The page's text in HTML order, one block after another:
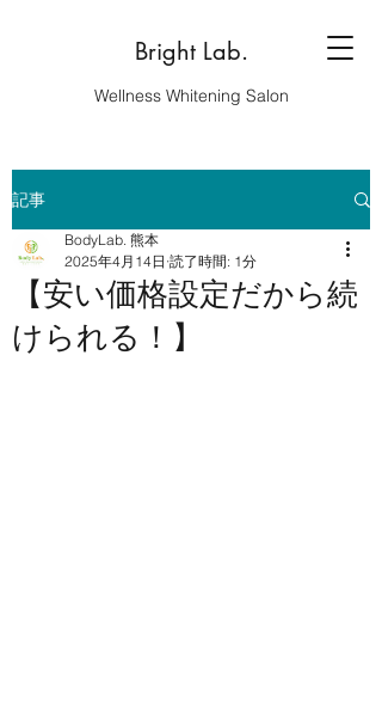
Bright Lab.
Wellness Whitening Salon
記事
【安い価格設定だから続
けられる！】
BodyLab. 熊本
2025年4月14日 読了時間: 1分